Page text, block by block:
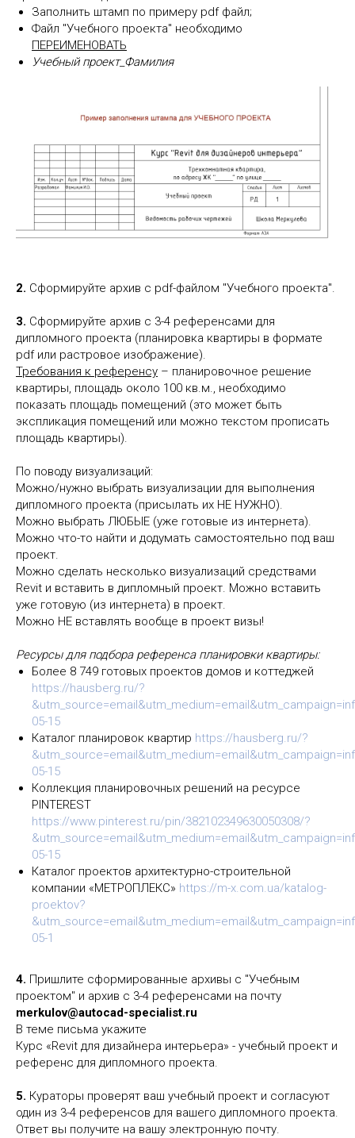
Заполнить штамп по примеру pdf файл;
Файл "Учебного проекта" необходимо
ПЕРЕИМЕНОВАТЬ
Учебный проект_Фамилия
2. Сформируйте архив с pdf-файлом "Учебного проекта".
3. Сформируйте архив с 3-4 референсами для
дипломного проекта (планировка квартиры в формате
pdf или растровое изображение).
Требования к референсу – планировочное решение
квартиры, площадь около 100 кв.м., необходимо
показать площадь помещений (это может быть
экспликация помещений или можно текстом прописать
площадь квартиры).
По поводу визуализаций:
Можно/нужно выбрать визуализации для выполнения
дипломного проекта (присылать их НЕ НУЖНО).
Можно выбрать ЛЮБЫЕ (уже готовые из интернета).
Можно что-то найти и додумать самостоятельно под ваш
проект.
Можно сделать несколько визуализаций средствами
Revit и вставить в дипломный проект. Можно вставить
уже готовую (из интернета) в проект.
Можно НЕ вставлять вообще в проект визы!
Ресурсы для подбора референса планировки квартиры:
Более 8 749 готовых проектов домов и коттеджей
https://hausberg.ru/?
05-15
Каталог планировок квартир https://hausberg.ru/?
05-15
Коллекция планировочных решений на ресурсе
PINTEREST
https://www.pinterest.ru/pin/382102349630050308/?
05-15
Каталог проектов архитектурно-строительной
компании «МЕТРОПЛЕКС» https://m-x.com.ua/katalog-
proektov?
05-1
4. Пришлите сформированные архивы с "Учебным
проектом" и архив с 3-4 референсами на почту
merkulov@autocad-specialist.ru
В теме письма укажите
Курс «Revit для дизайнера интерьера» - учебный проект и
референс для дипломного проекта.
5. Кураторы проверят ваш учебный проект и согласуют
один из 3-4 референсов для вашего дипломного проекта.
Ответ вы получите на вашу электронную почту.